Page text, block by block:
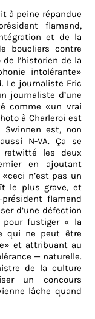
à peine répandue
flamand,
et de la
boucliers contre
de l’historien de la
intolérante»
Le journaliste Eric
journaliste d’une
comme «un vrai
à Charleroi est
Swinnen est, non
N-VA. Ça se
retwitté les deux
en ajoutant
n’est pas un
le plus grave, et
président flamand
d’une défection
pour fustiger « la
qui ne peut être
et attribuant au
— naturelle.
de la culture
un concours
lâche quand